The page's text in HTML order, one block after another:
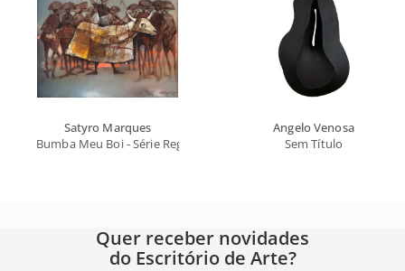
Satyro Marques
Bumba Meu Boi - Série Regional
Angelo Venosa
Sem Título
Quer receber novidades
do Escritório de Arte?